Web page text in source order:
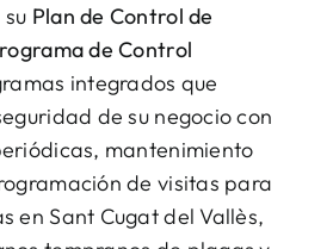
Plan de Control de
de Control
integrados que
de su negocio con
mantenimiento
de visitas para
en Sant Cugat del Vallès,